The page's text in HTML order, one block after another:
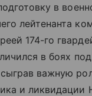
в
лейтенанта
174-го
в боях
важную
и ликвидации